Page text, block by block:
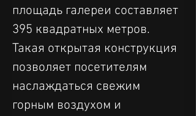
площадь галереи составляет
395 квадратных метров.
Такая открытая конструкция
позволяет посетителям
наслаждаться свежим
горным воздухом и